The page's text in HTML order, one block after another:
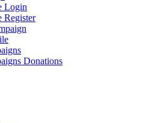
Login
Register
Donations